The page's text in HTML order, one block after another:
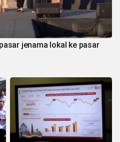
jenama lokal ke pasar